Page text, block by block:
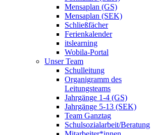
Mensaplan (GS)
Mensaplan (SEK)
Schließfächer
Ferienkalender
itslearning
Wobila-Portal
Unser Team
Schulleitung
Organigramm des
Leitungsteams
Jahrgänge 1-4 (GS)
Jahrgänge 5-13 (SEK)
Team Ganztag
Schulsozialarbeit/Beratung